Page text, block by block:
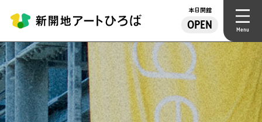
本日開館
OPEN